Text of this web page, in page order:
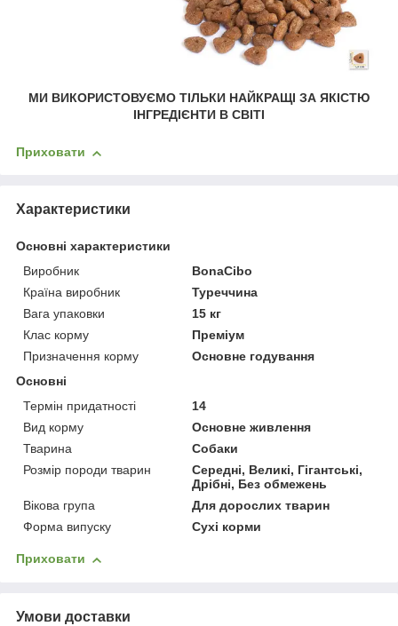
МИ ВИКОРИСТОВУЄМО ТІЛЬКИ НАЙКРАЩІ ЗА ЯКІСТЮ
ІНГРЕДІЄНТИ В СВІТІ
Приховати
Характеристики
Основні характеристики
Виробник
BonaCibo
Країна виробник
Туреччина
Вага упаковки
15 кг
Клас корму
Преміум
Призначення корму
Основне годування
Основні
Термін придатності
14
Вид корму
Основне живлення
Тварина
Собаки
Розмір породи тварин
Середні, Великі, Гігантські,
Дрібні, Без обмежень
Вікова група
Для дорослих тварин
Форма випуску
Сухі корми
Приховати
Умови доставки